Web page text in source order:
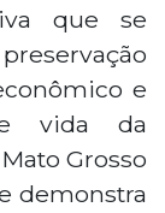
que se
e
vida da
Grosso
demonstra